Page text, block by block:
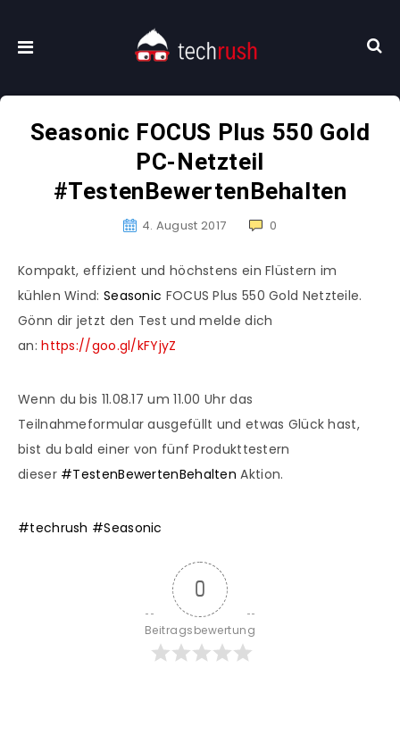
Seasonic FOCUS Plus 550 Gold
PC-Netzteil
#TestenBewertenBehalten
4. August 2017 0
Kompakt, effizient und höchstens ein Flüstern im
kühlen Wind: Seasonic FOCUS Plus 550 Gold Netzteile.
Gönn dir jetzt den Test und melde dich
an:https://goo.gl/kFYjyZ
Wenn du bis 11.08.17 um 11.00 Uhr das
Teilnahmeformular ausgefüllt und etwas Glück hast,
bist du bald einer von fünf Produkttestern
dieser #TestenBewertenBehalten Aktion.
#techrush #Seasonic
0
Beitragsbewertung